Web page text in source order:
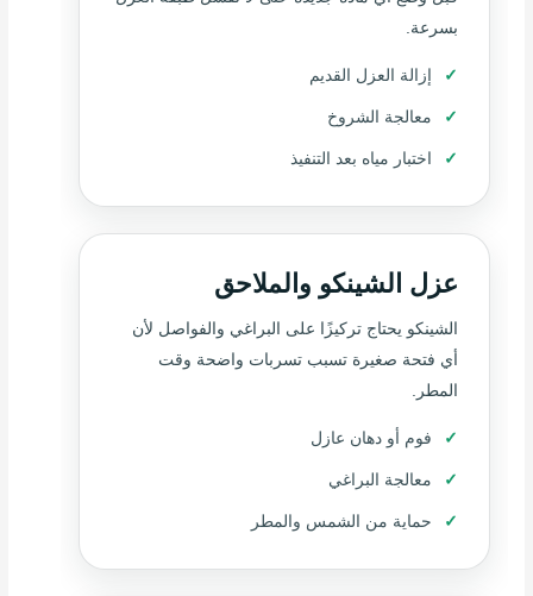
بسرعة.
إزالة العزل القديم
معالجة الشروخ
اختبار مياه بعد التنفيذ
عزل الشينكو والملاحق
الشينكو يحتاج تركيزًا على البراغي والفواصل لأن
أي فتحة صغيرة تسبب تسربات واضحة وقت
المطر.
فوم أو دهان عازل
معالجة البراغي
حماية من الشمس والمطر